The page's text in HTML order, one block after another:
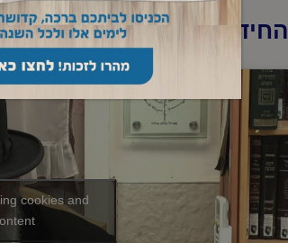
החיד"א -תניא יומי ובגובה
cookies and